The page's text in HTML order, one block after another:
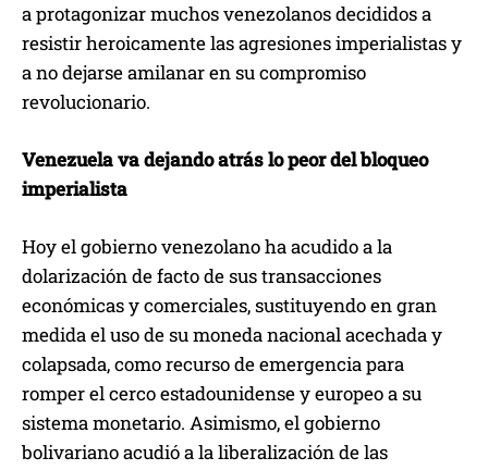
a protagonizar muchos venezolanos decididos a
resistir heroicamente las agresiones imperialistas y
a no dejarse amilanar en su compromiso
revolucionario.
Venezuela va dejando atrás lo peor del bloqueo
imperialista
Hoy el gobierno venezolano ha acudido a la
dolarización de facto de sus transacciones
económicas y comerciales, sustituyendo en gran
medida el uso de su moneda nacional acechada y
colapsada, como recurso de emergencia para
romper el cerco estadounidense y europeo a su
sistema monetario. Asimismo, el gobierno
bolivariano acudió a la liberalización de las